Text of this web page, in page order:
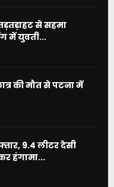
से सहमा
में युवती...
की मौत से पटना में
9.4 लीटर देसी
हंगामा...